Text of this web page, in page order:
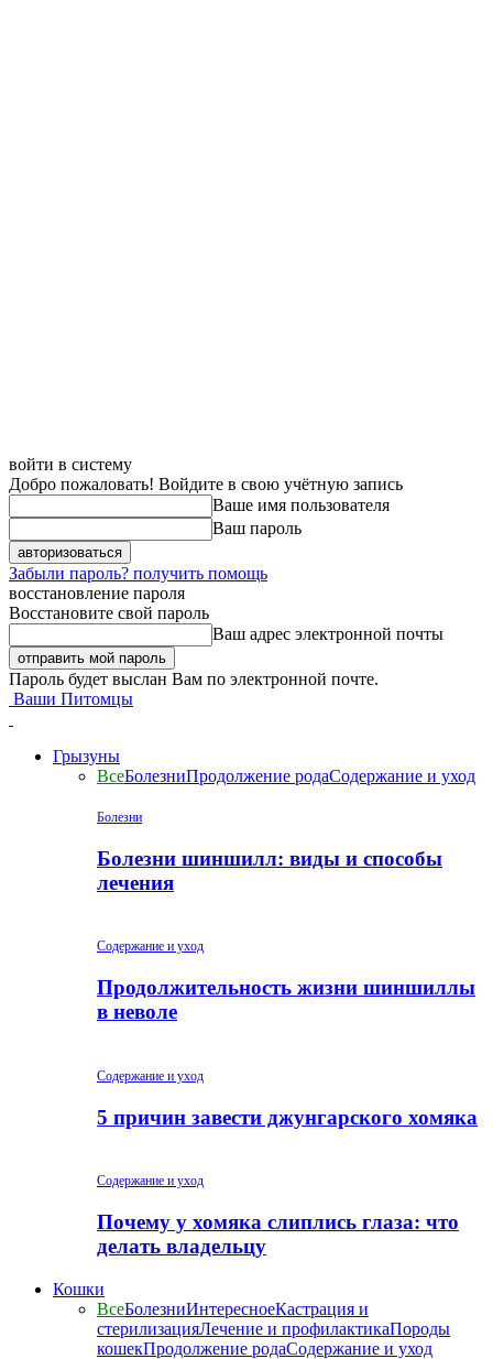
войти в систему
Добро пожаловать! Войдите в свою учётную запись
Ваше имя пользователя
Ваш пароль
Забыли пароль? получить помощь
восстановление пароля
Восстановите свой пароль
Ваш адрес электронной почты
Пароль будет выслан Вам по электронной почте.
Ваши Питомцы
Грызуны
ВсеБолезниПродолжение родаСодержание и уход
Болезни
Болезни шиншилл: виды и способы
лечения
Содержание и уход
Продолжительность жизни шиншиллы
в неволе
Содержание и уход
5 причин завести джунгарского хомяка
Содержание и уход
Почему у хомяка слиплись глаза: что
делать владельцу
Кошки
ВсеБолезниИнтересноеКастрация и
стерилизацияЛечение и профилактикаПороды
кошекПродолжение родаСодержание и уход